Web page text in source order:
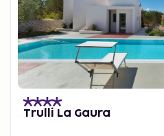
Trulli La Gaura